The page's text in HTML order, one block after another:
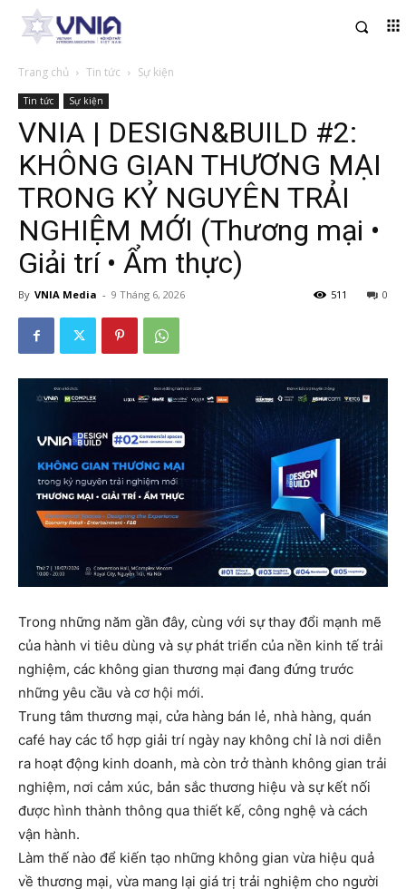
Trang chủ Tin tức Sự kiện
Tin tức Sự kiện
VNIA | DESIGN&BUILD #2:
KHÔNG GIAN THƯƠNG MẠI
TRONG KỶ NGUYÊN TRẢI
NGHIỆM MỚI (Thương mại •
Giải trí • Ẩm thực)
By VNIA Media - 9 Tháng 6, 2026 0
511
Trong những năm gần đây, cùng với sự thay đổi mạnh mẽ
của hành vi tiêu dùng và sự phát triển của nền kinh tế trải
nghiệm, các không gian thương mại đang đứng trước
những yêu cầu và cơ hội mới.
Trung tâm thương mại, cửa hàng bán lẻ, nhà hàng, quán
café hay các tổ hợp giải trí ngày nay không chỉ là nơi diễn
ra hoạt động kinh doanh, mà còn trở thành không gian trải
nghiệm, nơi cảm xúc, bản sắc thương hiệu và sự kết nối
được hình thành thông qua thiết kế, công nghệ và cách
vận hành.
Làm thế nào để kiến tạo những không gian vừa hiệu quả
về thương mại, vừa mang lại giá trị trải nghiệm cho người